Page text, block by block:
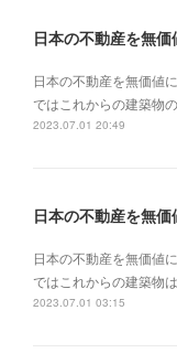
日本の不動産を無価値
ではこれからの建築物
2023.07.01 20:49
日本の不動産を無価値
ではこれからの建築物
2023.07.01 03:15